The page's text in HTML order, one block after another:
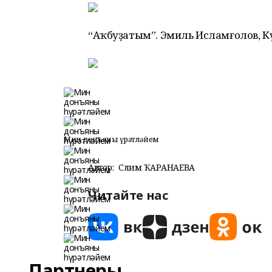
“Аҡбуҙатым”. Эмиль Исламғолов,
Мин донъяны һүрәтләйем
Автор: Сәлимә ҠАРАНАЕВА
Читайте нас